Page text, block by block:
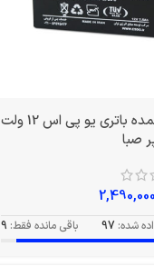
خرید عمده باتری یو پی اس 12 ولت
شده: 97 باقی مانده فقط: 9